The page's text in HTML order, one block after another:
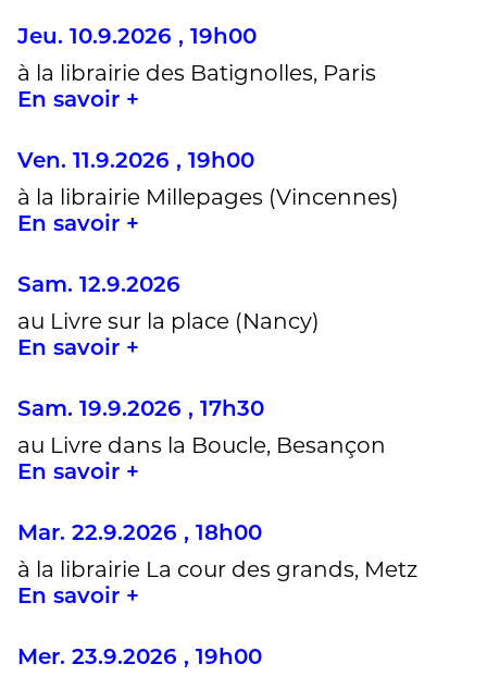
Jeu. 10.9.2026 , 19h00
à la librairie des Batignolles, Paris
En savoir +
Ven. 11.9.2026 , 19h00
à la librairie Millepages (Vincennes)
En savoir +
Sam. 12.9.2026
au Livre sur la place (Nancy)
En savoir +
Sam. 19.9.2026 , 17h30
au Livre dans la Boucle, Besançon
En savoir +
Mar. 22.9.2026 , 18h00
à la librairie La cour des grands, Metz
En savoir +
Mer. 23.9.2026 , 19h00